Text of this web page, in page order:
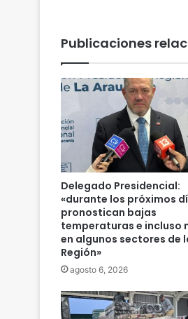
Publicaciones
Delegado Presidencial:
«durante los próximos
pronostican bajas
temperaturas e incluso
en algunos sectores de
Región»
agosto 6, 2026